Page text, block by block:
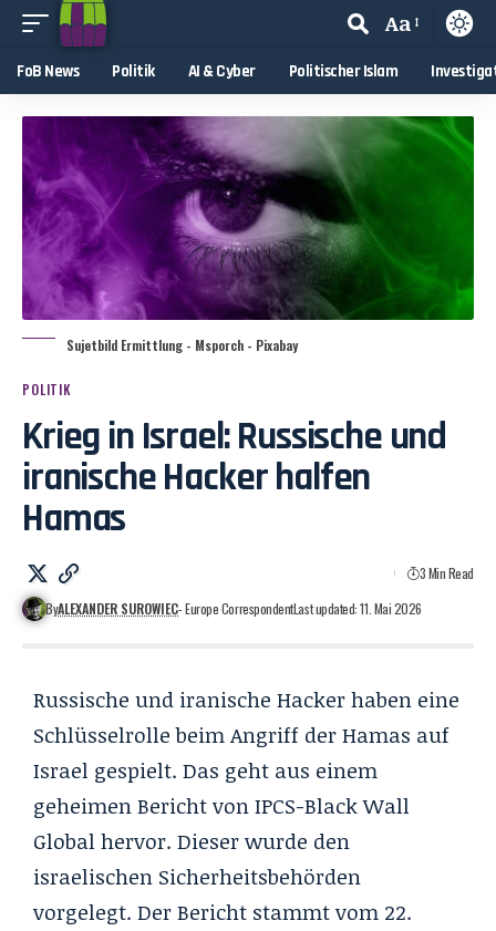
Aa
FoB News Politik AI & Cyber Politischer Islam
Sujetbild Ermittlung - Msporch - Pixabay
POLITIK
Krieg in Israel: Russische und
iranische Hacker halfen
Hamas
ByALEXANDER SUROWIEC- Europe CorrespondentLast updated: 11. Mai 2026
3 Min Read
Russische und iranische Hacker haben eine
Schlüsselrolle beim Angriff der Hamas auf
Israel gespielt. Das geht aus einem
geheimen Bericht von IPCS-Black Wall
Global hervor. Dieser wurde den
israelischen Sicherheitsbehörden
vorgelegt. Der Bericht stammt vom 22.